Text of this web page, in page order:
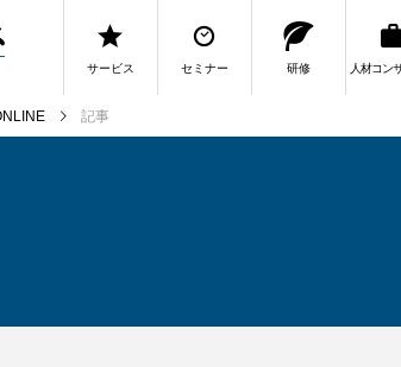
サービス セミナー 研修 人材コン
記事